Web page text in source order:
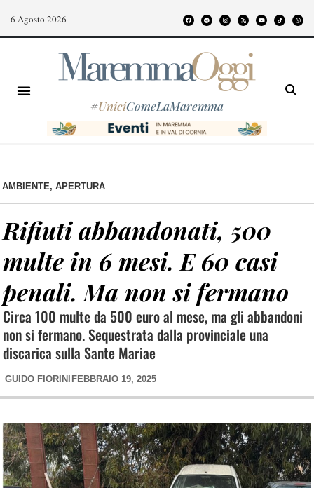
6 Agosto 2026
#UniciComeLaMaremma
AMBIENTE, APERTURA
Rifiuti abbandonati, 500
multe in 6 mesi. E 60 casi
penali. Ma non si fermano
Circa 100 multe da 500 euro al mese, ma gli abbandoni
non si fermano. Sequestrata dalla provinciale una
discarica sulla Sante Mariae
GUIDO FIORINI FEBBRAIO 19, 2025